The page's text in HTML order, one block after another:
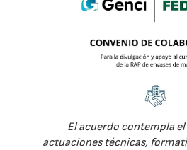
El acuerdo contempla
actuaciones técnicas,